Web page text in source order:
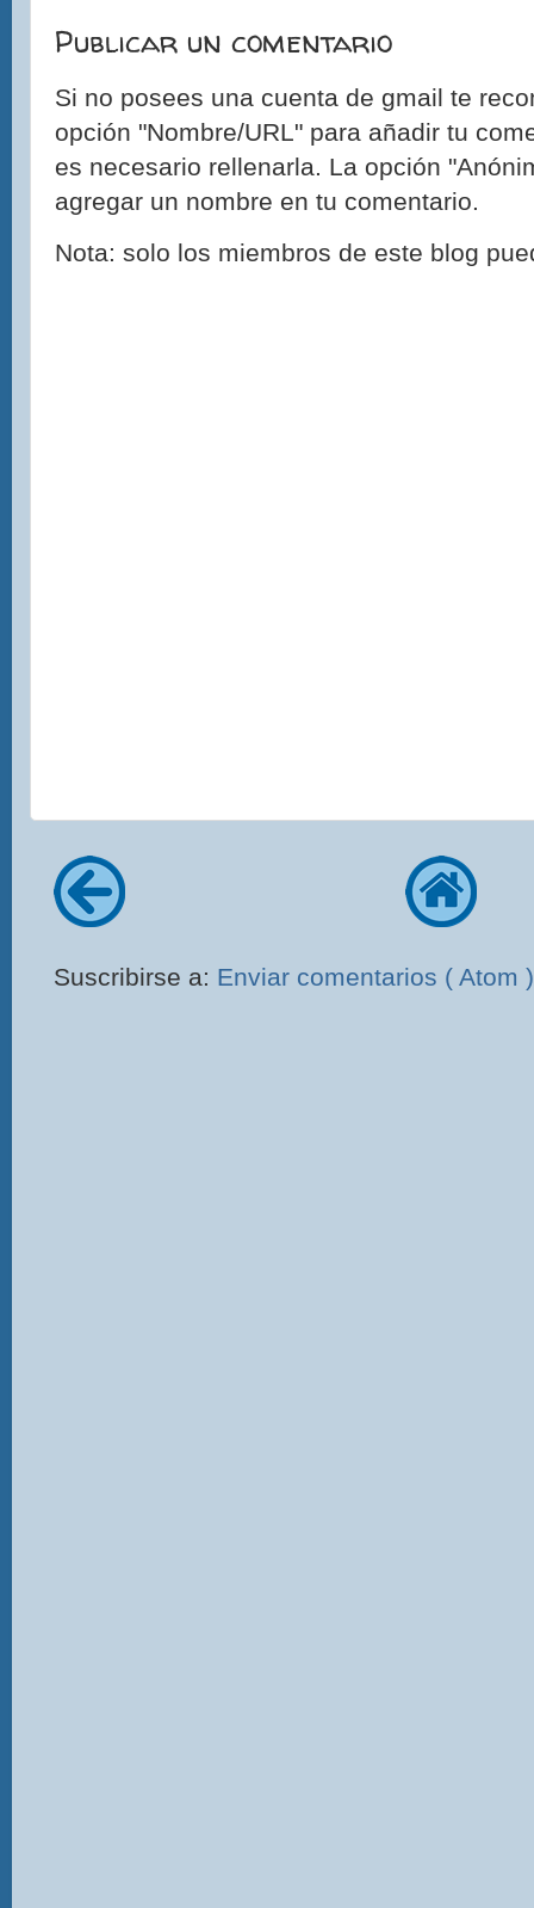
Publicar un comentario
Si no posees una cuenta de gmail te
opción "Nombre/URL" para añadir tu
es necesario rellenarla. La opción
agregar un nombre en tu comentario.
Nota: solo los miembros de este blog
Suscribirse a: Enviar comentarios ( Atom )